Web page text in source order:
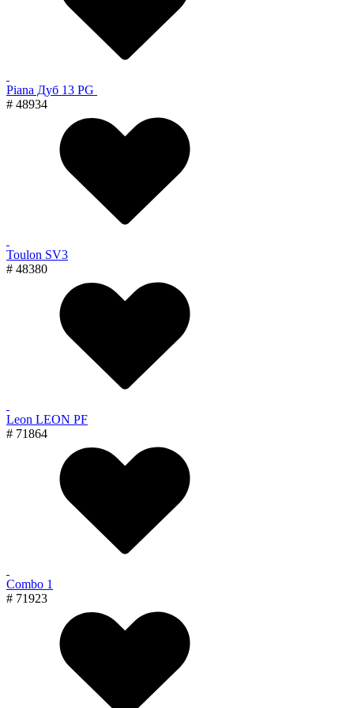
Piana Дуб 13 PG
# 48934
Toulon SV3
# 48380
Leon LEON PF
# 71864
Combo 1
# 71923